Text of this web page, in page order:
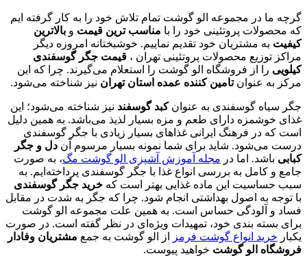
گرچه ما در مجموعه الو گوشت تمام تلاش خود را به کار گرفته‌ ایم
که محصولات پروتئینی خود را با مناسب ترین قیمت و بالاترین
کیفیت به مشتریان خود تقدیم نماییم. خوشبختانه امروزه دیگر
مراکز توزیع محصولات پروتئینی تهران ، قیمت جگر گوسفندی
کیلویی را از فروشگاه الو گوشت را استعلام می‌گیرند. چرا که این
مرکز به عنوانتامین کننده عمده استان تهران نیز شناخته می‌شود.
جگر سیاه گوسفندی به عنوانکبد گوسفند نیز شناخته می‌شود؛ این
غذای خوشمزه دارای طعم و مزه بسیار لذیذ می‌باشد. به همین دلیل
است که در فرهنگ ایرانی غذاهای بسیار زیادی با جگر گوسفندی
درست می‌شود. شاید برای شما نمونه بسیار مرسوم آن دل و جگر
کبابی باشد. اما در مجله آموزش آشپزی الو گوشت مگ، به صورت
جامع و کامل به بررسی انواع غذا با جگر گوسفندی پرداخته‌ایم. به
سبب حساسیت این ماده غذایی بهتر است که خرید جگر گوسفندی
با توجه به اصول بهداشتی انجام شود. چرا که جگر به شدت در مقابل
فساد و آلودگی حساس است. به همین علت مجموعه الو گوشت
برای بسته بندی خود، تمهیدات ویژه‌ای در نظر گفته است. در صورت
یکبار خرید انواع گوشت فرمز از الو گوشت به جمع مشتریان وفادار
فروشگاه الو گوشت خواهید پیوست.